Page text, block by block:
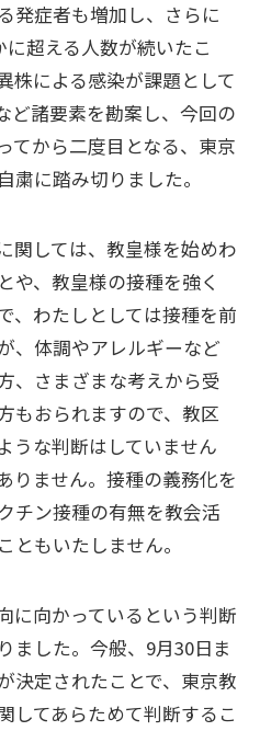
発症者も増加し、さらに
超える人数が続いたこ
株による感染が課題として
ど諸要素を勘案し、今回の
てから二度目となる、東京
粛に踏み切りました。
関しては、教皇様を始めわ
や、教皇様の接種を強く
、わたしとしては接種を前
、体調やアレルギーなど
、さまざまな考えから受
もおられますので、教区
うな判断はしていません
りません。接種の義務化を
チン接種の有無を教会活
もいたしません。
に向かっているという判断
ました。今般、9月30日ま
決定されたことで、東京教
してあらためて判断するこ